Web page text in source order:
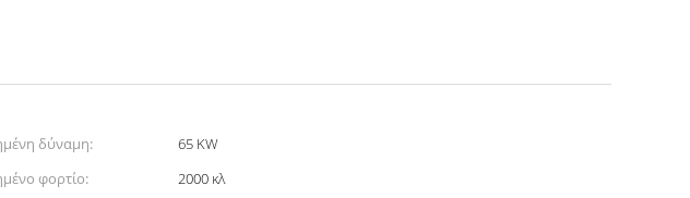
δύναμη:
65 KW
φορτίο:
2000 κλ